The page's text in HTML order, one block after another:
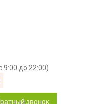
9:00 до 22:00)
звонок